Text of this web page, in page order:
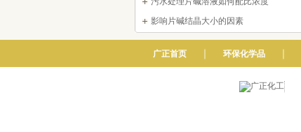
影响片碱结晶大小的因素
广正首页 ｜ 环保化学品 ｜